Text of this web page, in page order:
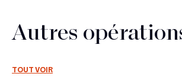
Autres
TOUT VOIR